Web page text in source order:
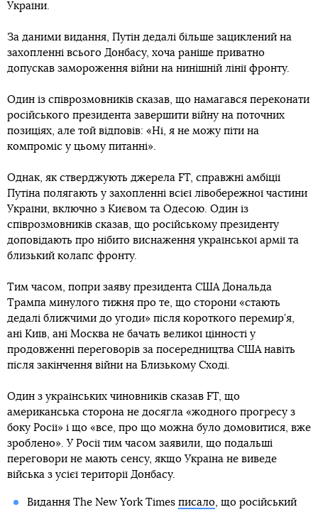
України.
За даними видання, Путін дедалі більше зациклений на
захопленні всього Донбасу, хоча раніше приватно
допускав замороження війни на нинішній лінії фронту.
Один із співрозмовників сказав, що намагався переконати
російського президента завершити війну на поточних
позиціях, але той відповів: «Ні, я не можу піти на
компроміс у цьому питанні».
Однак, як стверджують джерела FT, справжні амбіції
Путіна полягають у захопленні всієї лівобережної частини
України, включно з Києвом та Одесою. Один із
співрозмовників сказав, що російському президенту
доповідають про нібито виснаження української армії та
близький колапс фронту.
Тим часом, попри заяву президента США Дональда
Трампа минулого тижня про те, що сторони «стають
дедалі ближчими до угоди» після короткого перемир’я,
ані Київ, ані Москва не бачать великої цінності у
продовженні переговорів за посередництва США навіть
після закінчення війни на Близькому Сході.
Один з українських чиновників сказав FT, що
американська сторона не досягла «жодного прогресу з
боку Росії» і що «все, про що можна було домовитися, вже
зроблено». У Росії тим часом заявили, що подальші
переговори не мають сенсу, якщо Україна не виведе
війська з усієї території Донбасу.
Видання The New York Times писало, що російський